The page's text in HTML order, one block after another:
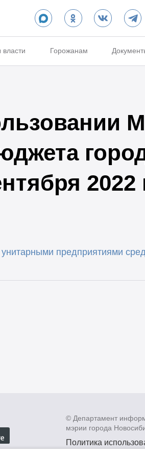
Горожанам
2022
предприятиями
© Департамент
мэрии города
Политика